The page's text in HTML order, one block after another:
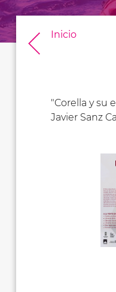
Inicio
"Corella y su
Javier Sanz